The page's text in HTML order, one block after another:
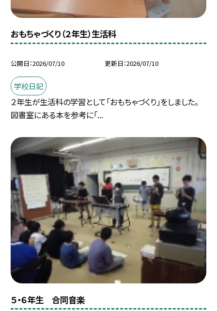
おもちゃづくり（２年生）生活科
公開日 2026/07/10 更新日 2026/07/10
学校日記
２年生が生活科の学習として「おもちゃづくり」をしました。
図書室にある本を参考に「...
５・６年生 合同音楽